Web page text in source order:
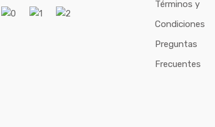
Términos y
Condiciones
Preguntas
Frecuentes